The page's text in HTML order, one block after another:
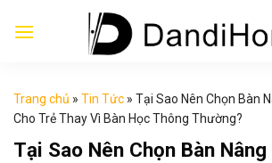
Trang chủ » Tin Tức » Tại Sao Nên Chọn Bàn
Cho Trẻ Thay Vì Bàn Học Thông Thường?
Tại Sao Nên Chọn Bàn Nâng